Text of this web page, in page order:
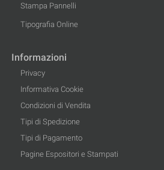
Stampa Pannelli
Tipografia Online
Informazioni
Privacy
Informativa Cookie
Condizioni di Vendita
Tipi di Spedizione
Tipi di Pagamento
Pagine Espositori e Stampati